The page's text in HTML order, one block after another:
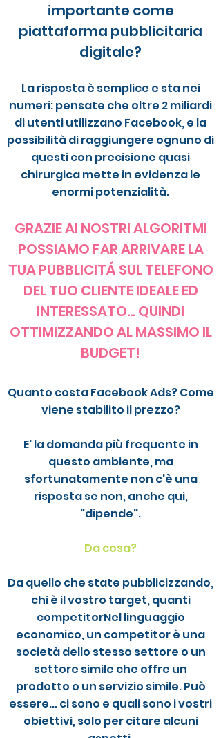
importante come
piattaforma pubblicitaria
digitale?
La risposta è semplice e sta nei
numeri: pensate che oltre 2 miliardi
di utenti utilizzano Facebook, e la
possibilità di raggiungere ognuno di
questi con precisione quasi
chirurgica mette in evidenza le
enormi potenzialità.
GRAZIE AI NOSTRI ALGORITMI
POSSIAMO FAR ARRIVARE LA
TUA PUBBLICITÁ SUL TELEFONO
DEL TUO CLIENTE IDEALE ED
INTERESSATO... QUINDI
OTTIMIZZANDO AL MASSIMO IL
BUDGET!
Quanto costa Facebook Ads? Come
viene stabilito il prezzo?
E' la domanda più frequente in
questo ambiente, ma
sfortunatamente non c'è una
risposta se non, anche qui,
"dipende".
Da cosa?
Da quello che state pubblicizzando,
chi è il vostro target, quanti
competitorNel linguaggio
economico, un competitor è una
società dello stesso settore o un
settore simile che offre un
prodotto o un servizio simile. Può
essere... ci sono e quali sono i vostri
obiettivi, solo per citare alcuni